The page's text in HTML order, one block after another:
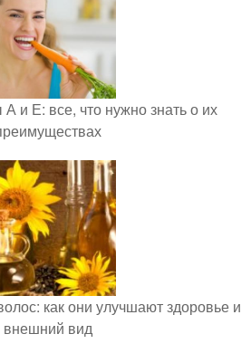
и Е: все, что нужно знать о их
как они улучшают здоровье и
внешний вид